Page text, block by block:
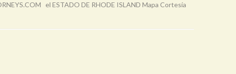
el ESTADO DE RHODE ISLAND Mapa Cortesía